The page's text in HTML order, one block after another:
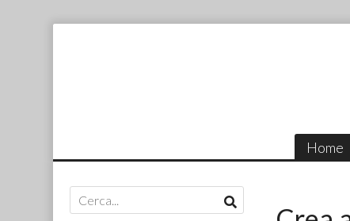
Home